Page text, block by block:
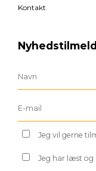
Kontakt
Jeg vil gerne
Jeg har læst og